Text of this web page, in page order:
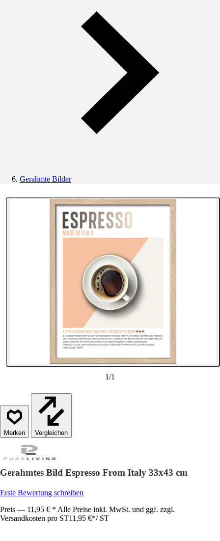
Gerahmte Bilder
1/1
Vergleichen
Gerahmtes Bild Espresso From Italy 33x43 cm
Erste Bewertung schreiben
Preis — 11,95 € * Alle Preise inkl. MwSt. und ggf. zzgl.
Versandkosten pro ST11,95 €*/ ST